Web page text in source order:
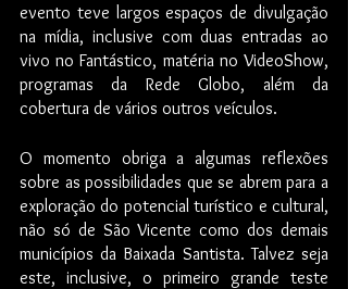
evento teve largos espaços de divulgação
na mídia, inclusive com duas entradas ao
vivo no Fantástico, matéria no VideoShow,
programas da Rede Globo, além da
cobertura de vários outros veículos.
O momento obriga a algumas reflexões
sobre as possibilidades que se abrem para a
exploração do potencial turístico e cultural,
não só de São Vicente como dos demais
municípios da Baixada Santista. Talvez seja
este, inclusive, o primeiro grande teste